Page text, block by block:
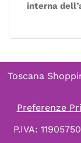
interna
Toscana
Preferenze
P.IVA: